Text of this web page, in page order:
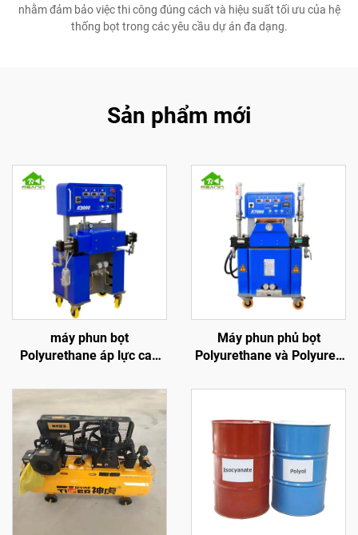
nhằm đảm bảo việc thi công đúng cách và hiệu suất tối ưu của hệ
thống bọt trong các yêu cầu dự án đa dạng.
Sản phẩm mới
máy phun bọt
Polyurethane áp lực cao
tường và phun mái
Máy phun phủ bọt
Polyurethane và Polyurea
đã được chứng nhận CE